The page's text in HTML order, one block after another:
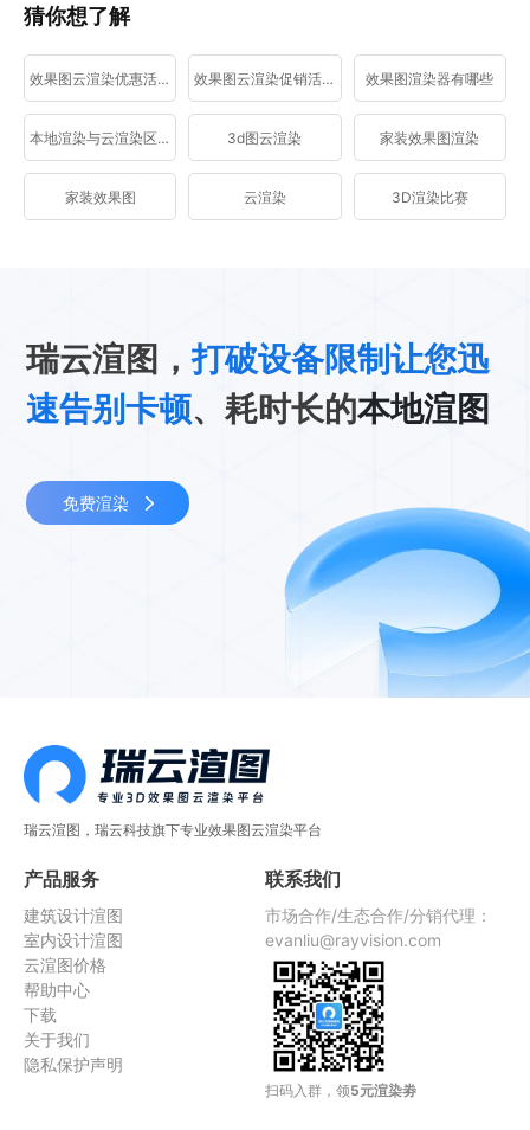
猜你想了解
效果图云渲染优惠活动 效果图云渲染促销活动 效果图渲染器有哪些
本地渲染与云渲染区别 3d图云渲染 家装效果图渲染
家装效果图 云渲染 3D渲染比赛
瑞云渲图，打破设备限制让您迅
速告别卡顿、耗时长的本地渲图
免费渲染
瑞云渲图，瑞云科技旗下专业效果图云渲染平台
产品服务
建筑设计渲图
室内设计渲图
云渲图价格
帮助中心
下载
关于我们
隐私保护声明
联系我们
市场合作/生态合作/分销代理：
evanliu@rayvision.com
扫码入群，领5元渲染劵